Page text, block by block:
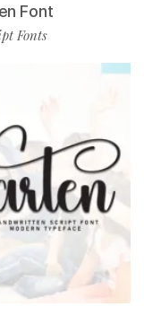
Font
Fonts